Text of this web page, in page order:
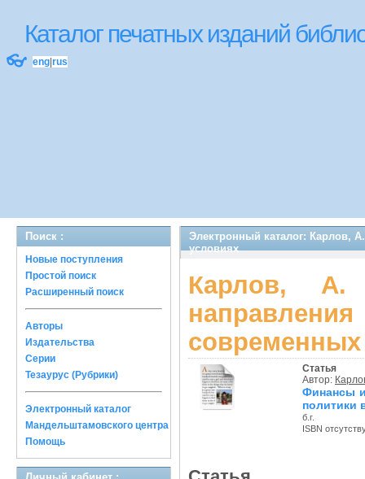
Каталог печатных изданий
👓 eng rus
Поиск :
Новые поступления
Простой поиск
Расширенный поиск
Авторы
Издательства
Серии
Тезаурус (Рубрики)
Электронный каталог
Мандельштамовского центра
Помощь
Электронный каталог: Карлов,
условиях
Карлов,
современных
Статья
Автор:
Финансы
политики
б.г.
ISBN